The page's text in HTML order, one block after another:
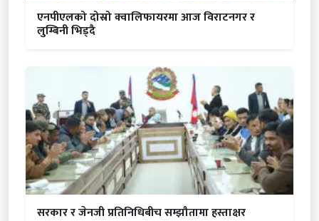
एनपीएलको दोस्रो क्वालिफायरमा आज विराटनगर र
लुम्बिनी भिड्दै
सरकार र जेनजी प्रतिनिधिबीच सम्झौतामा हस्ताक्षर